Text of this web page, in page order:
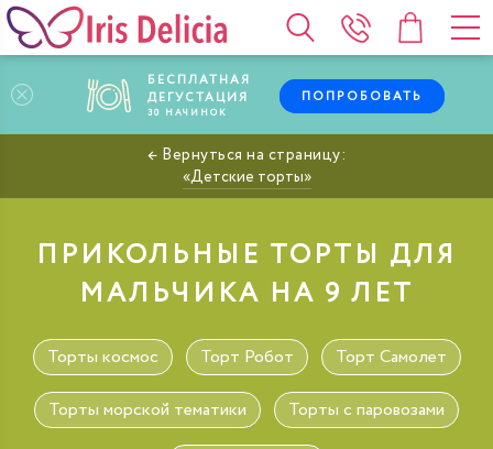
БЕСПЛАТНАЯ
ДЕГУСТАЦИЯ
30 НАЧИНОК
ПОПРОБОВАТЬ
Детские торты
ПРИКОЛЬНЫЕ ТОРТЫ ДЛЯ
МАЛЬЧИКА НА 9 ЛЕТ
Торты космос Торт Робот Торт Самолет
Торты морской тематики Торты с паровозами